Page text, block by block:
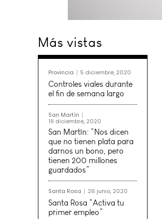
Más vistas
Provincia 5 diciembre, 2020
Controles viales durante
el fin de semana largo
San Martín
19 diciembre, 2020
San Martín: “Nos dicen
que no tienen plata para
darnos un bono, pero
tienen 200 millones
guardados”
Santa Rosa 26 junio, 2020
Santa Rosa “Activa tu
primer empleo”